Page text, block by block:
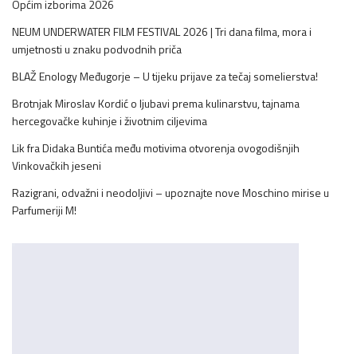
Općim izborima 2026
NEUM UNDERWATER FILM FESTIVAL 2026 | Tri dana filma, mora i
umjetnosti u znaku podvodnih priča
BLAŽ Enology Međugorje – U tijeku prijave za tečaj somelierstva!
Brotnjak Miroslav Kordić o ljubavi prema kulinarstvu, tajnama
hercegovačke kuhinje i životnim ciljevima
Lik fra Didaka Buntića među motivima otvorenja ovogodišnjih
Vinkovačkih jeseni
Razigrani, odvažni i neodoljivi – upoznajte nove Moschino mirise u
Parfumeriji M!